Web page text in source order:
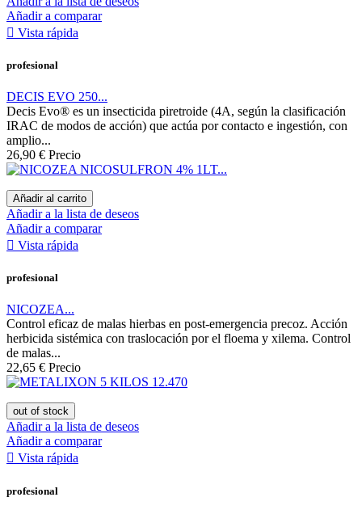
Añadir a comparar
 Vista rápida
profesional
DECIS EVO 250...
Decis Evo® es un insecticida piretroide (4A, según la clasificación
IRAC de modos de acción) que actúa por contacto e ingestión, con
amplio...
26,90 € Precio
Añadir al carrito
Añadir a la lista de deseos
Añadir a comparar
 Vista rápida
profesional
NICOZEA...
Control eficaz de malas hierbas en post-emergencia precoz. Acción
herbicida sistémica con traslocación por el floema y xilema. Control
de malas...
22,65 € Precio
out of stock
Añadir a la lista de deseos
Añadir a comparar
 Vista rápida
profesional